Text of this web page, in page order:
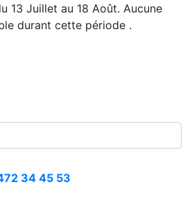
13 Juillet au 18 Août. Aucune
durant cette période .
34 45 53